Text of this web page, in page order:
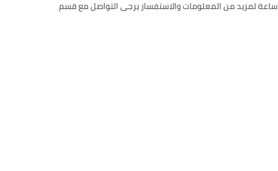
يتوجب على مسافري الترانزيت الذين يتوقفون في مطارات الدولة لمدة لا تقل عن 8 ساعات الحصول على تأشيرة ترانزيت من المطار مدتها 96 ساعة لمزيد من المعلومات والاستفسار يرجى التواصل مع قسم